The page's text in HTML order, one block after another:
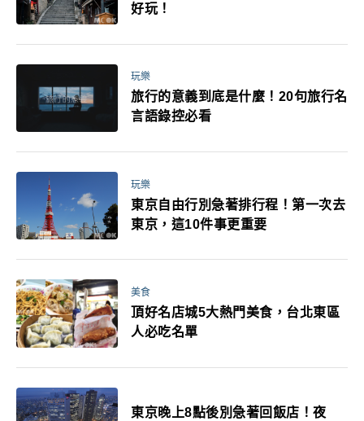
好玩！
玩樂
旅行的意義到底是什麼！20句旅行名
言語錄控必看
玩樂
東京自由行別急著排行程！第一次去
東京，這10件事更重要
美食
頂好名店城5大熱門美食，台北東區
人必吃名單
東京晚上8點後別急著回飯店！夜